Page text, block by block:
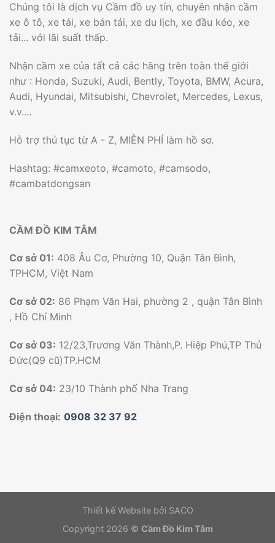
Chúng tôi là dịch vụ Cầm đồ uy tín, chuyên nhận cầm
xe ô tô, xe tải, xe bán tải, xe du lịch, xe đầu kéo, xe
tải... với lãi suất thấp.
Nhận cầm xe của tất cả các hãng trên toàn thế giới
như : Honda, Suzuki, Audi, Bently, Toyota, BMW, Acura,
Audi, Hyundai, Mitsubishi, Chevrolet, Mercedes, Lexus,
v.v....
Hỗ trợ thủ tục từ A - Z, MIỄN PHÍ làm hồ sơ.
Hashtag: #camxeoto, #camoto, #camsodo,
#cambatdongsan
CẦM ĐỒ KIM TÂM
Cơ sở 01: 408 Âu Cơ, Phường 10, Quận Tân Bình,
TPHCM, Việt Nam
Cơ sở 02: 86 Phạm Văn Hai, phường 2 , quận Tân Bình
, Hồ Chí Minh
Cơ sở 03: 12/23,Trương Văn Thành,P. Hiệp Phú,TP Thủ
Đức(Q9 cũ)TP.HCM
Cơ sở 04: 23/10 Thành phố Nha Trang
Điện thoại: 0908 32 37 92
Thiết kế Website bởi SACO
Copyright 2026 © Cầm Đồ Kim Tâm